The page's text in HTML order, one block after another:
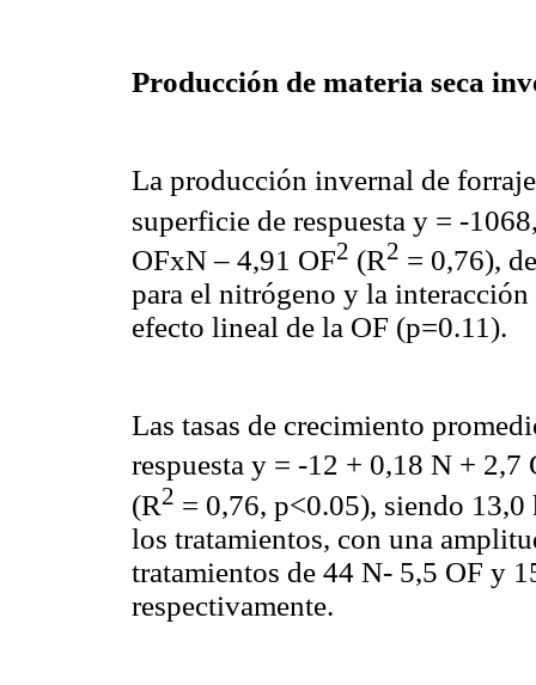
Producción de materia seca
La producción invernal de
superficie de respuesta y = -
OFxN – 4,91 OF2 (R2 = 0,76),
para el nitrógeno y la
efecto lineal de la OF (p=0.11).
Las tasas de crecimiento
respuesta y = -12 + 0,18 N + 2,7
(R2 = 0,76, p<0.05), siendo
los tratamientos, con una
tratamientos de 44 N- 5,5 OF y
respectivamente.